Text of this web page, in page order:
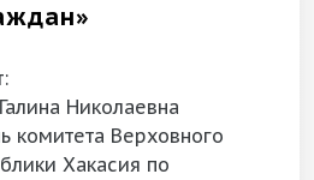
Николаевна
комитета Верховного
Хакасия по